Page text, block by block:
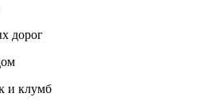
дорог
и клумб